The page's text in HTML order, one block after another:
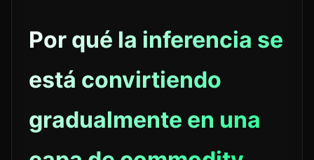
Por qué la inferencia se
está convirtiendo
gradualmente en una